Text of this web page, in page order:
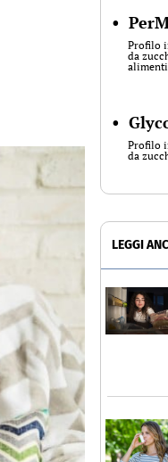
•
Profilo
da
alimenti
•
Profilo
da
LEGGI